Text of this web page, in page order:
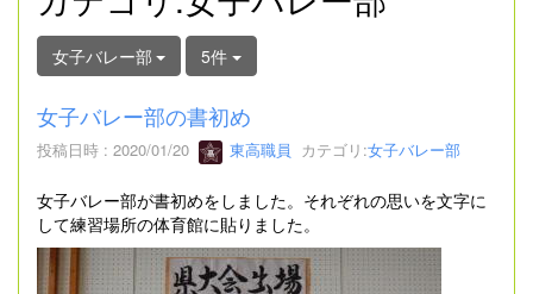
女子バレー部 5件
女子バレー部の書初め
投稿日時 : 2020/01/20 東高職員 カテゴリ:女子バレー部
女子バレー部が書初めをしました。それぞれの思いを文字に
して練習場所の体育館に貼りました。